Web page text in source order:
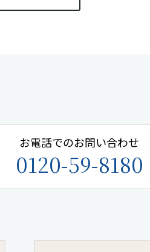
お電話でのお問い合わせ
0120-59-8180